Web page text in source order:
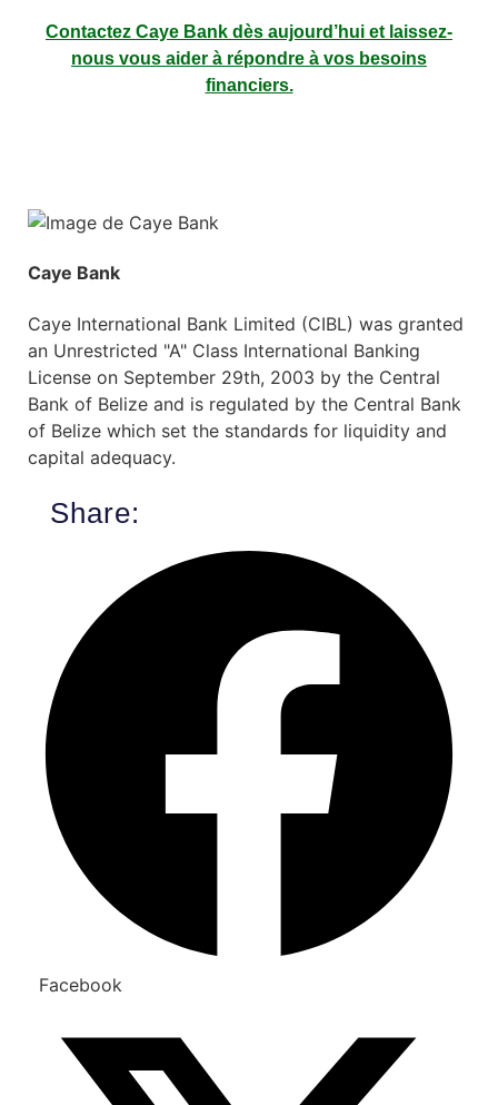
Contactez Caye Bank dès aujourd’hui et laissez-
nous vous aider à répondre à vos besoins
financiers.
Caye Bank
Caye International Bank Limited (CIBL) was granted
an Unrestricted "A" Class International Banking
License on September 29th, 2003 by the Central
Bank of Belize and is regulated by the Central Bank
of Belize which set the standards for liquidity and
capital adequacy.
Share:
Facebook